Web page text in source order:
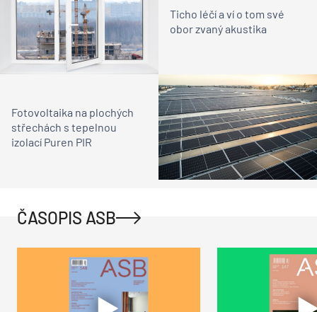
Ticho léčí a ví o tom své
obor zvaný akustika
Fotovoltaika na plochých
střechách s tepelnou
izolací Puren PIR
ČASOPIS ASB